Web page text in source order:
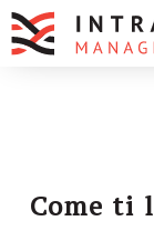
Come ti